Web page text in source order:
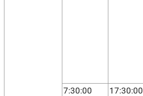
7:30:00 17:30:00